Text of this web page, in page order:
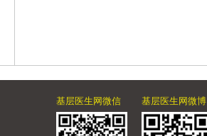
基层医生网微信 基层医生网微博